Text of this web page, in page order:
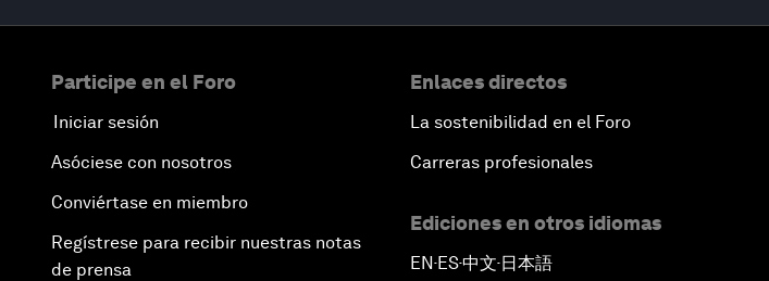
Participe en el Foro
Iniciar sesión
Asóciese con nosotros
Conviértase en miembro
Regístrese para recibir nuestras notas
de prensa
Enlaces directos
La sostenibilidad en el Foro
Carreras profesionales
Ediciones en otros idiomas
EN▪ES▪中文▪ 日本語